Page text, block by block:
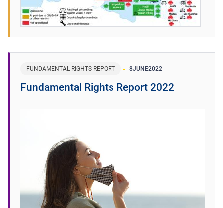
FUNDAMENTAL RIGHTS REPORT 8JUNE2022
Fundamental Rights Report 2022